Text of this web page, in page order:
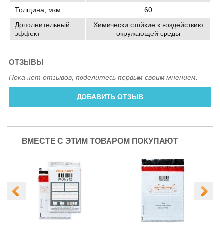
Толщина, мкм
60
Дополнительный
эффект
Химически стойкие к воздействию
окружающей среды
ОТЗЫВЫ
Пока нет отзывов, поделитесь первым своим мнением.
ДОБАВИТЬ ОТЗЫВ
ВМЕСТЕ С ЭТИМ ТОВАРОМ ПОКУПАЮТ